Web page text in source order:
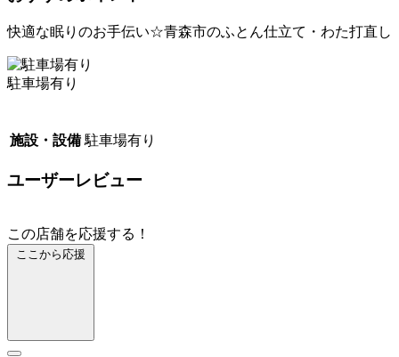
快適な眠りのお手伝い☆青森市のふとん仕立て・わた打直し
駐車場有り
施設・設備 駐車場有り
ユーザーレビュー
この店舗を応援する！
ここから応援